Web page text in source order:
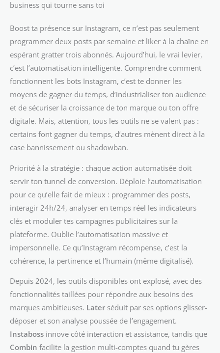
business qui tourne sans toi
Boost ta présence sur Instagram, ce n’est pas seulement
programmer deux posts par semaine et liker à la chaîne en
espérant gratter trois abonnés. Aujourd’hui, le vrai levier,
c’est l’automatisation intelligente. Comprendre comment
fonctionnent les bots Instagram, c’est te donner les
moyens de gagner du temps, d’industrialiser ton audience
et de sécuriser la croissance de ton marque ou ton offre
digitale. Mais, attention, tous les outils ne se valent pas :
certains font gagner du temps, d’autres mènent direct à la
case bannissement ou shadowban.
Priorité à la stratégie : chaque action automatisée doit
servir ton tunnel de conversion. Déploie l’automatisation
pour ce qu’elle fait de mieux : programmer des posts,
interagir 24h/24, analyser en temps réel les indicateurs
clés et moduler tes campagnes publicitaires sur la
plateforme. Oublie l’automatisation massive et
impersonnelle. Ce qu’Instagram récompense, c’est la
cohérence, la pertinence et l’humain (même digitalisé).
Depuis 2024, les outils disponibles ont explosé, avec des
fonctionnalités taillées pour répondre aux besoins des
marques ambitieuses. Later séduit par ses options glisser-
déposer et son analyse poussée de l’engagement.
Instaboss innove côté interaction et assistance, tandis que
Combin facilite la gestion multi-comptes quand tu gères